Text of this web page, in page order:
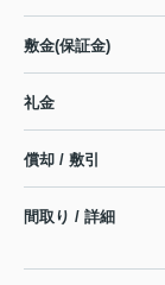
敷金(保証金)
礼金
償却 / 敷引
間取り / 詳細